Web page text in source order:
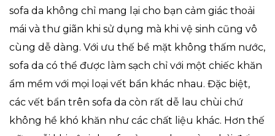
sofa da không chỉ mang lại cho bạn cảm giác thoải
mái và thư giãn khi sử dụng mà khi vệ sinh cũng vô
cùng dễ dàng. Với ưu thế bề mặt không thấm nước,
sofa da có thể được làm sạch chỉ với một chiếc khăn
ẩm mềm với mọi loại vết bẩn khác nhau. Đặc biệt,
các vết bẩn trên sofa da còn rất dễ lau chùi chứ
không hề khó khăn như các chất liệu khác. Hơn thế